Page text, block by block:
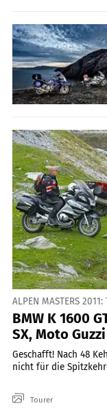
ALPEN MASTERS 2011:
BMW K 1600
SX, Moto
Geschafft! Nach 48
nicht für die
Tourer